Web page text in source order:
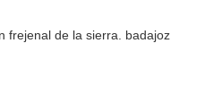
frejenal de la sierra. badajoz